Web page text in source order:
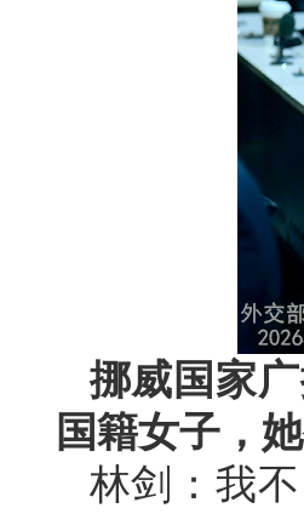
挪威国家
国籍女子，
林剑：我